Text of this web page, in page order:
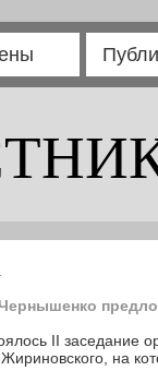
II заседание
на